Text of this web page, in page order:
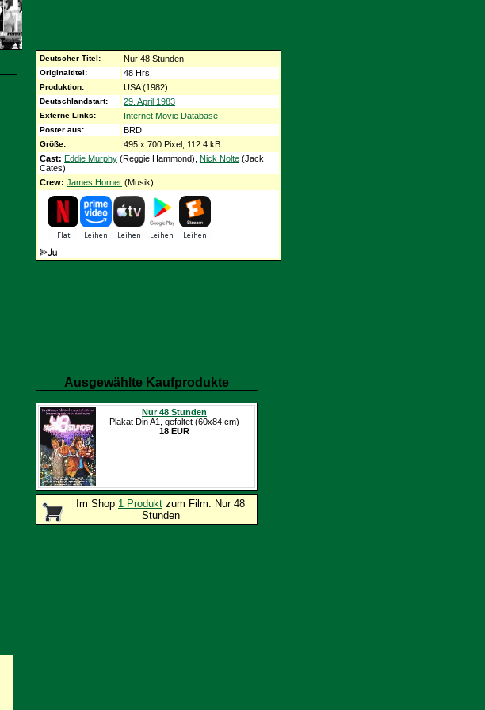
Deutscher Titel: Nur 48 Stunden
Originaltitel: 48 Hrs.
Produktion: USA (1982)
Deutschlandstart: 29. April 1983
Externe Links: Internet Movie Database
Poster aus: BRD
Größe:
495 x 700 Pixel, 112.4 kB
Cast: Eddie Murphy (Reggie Hammond), Nick Nolte (Jack
Cates)
Crew: James Horner (Musik)
Ausgewählte Kaufprodukte
Nur 48 Stunden
Plakat Din A1, gefaltet (60x84 cm)
18 EUR
Im Shop 1 Produkt zum Film: Nur 48
Stunden